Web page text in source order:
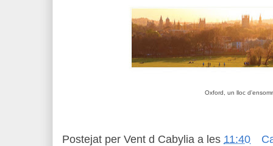
Oxford, un lloc
Postejat per Vent d Cabylia a les 11:40